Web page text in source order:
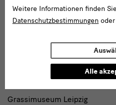
Weitere Informationen finden
Datenschutzbestimmungen
Alle
Gebäude,
Museen
Institutionen
Grassimuseum Leipzig